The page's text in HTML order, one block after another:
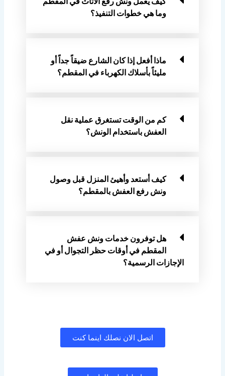
وما هي خطوات التنفيذ؟
ماذا أفعل إذا كان الشارع ضيقاً جداً أو
مليئاً بأسلاك الكهرباء في المقطم؟
كم من الوقت تستغرق عملية نقل
العفش باستخدام الونش؟
كيف أستعد وأهيئ المنزل قبل وصول
ونش رفع العفش بالمقطم؟
هل توفرون خدمات ونش عفش
المقطم في أوقات حظر التجوال أو في
الإجازات الرسمية؟
اتصل الان نصلك اينما كنت